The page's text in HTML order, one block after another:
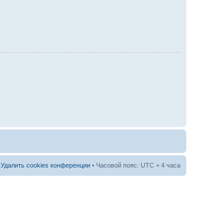
Удалить cookies конференции • Часовой пояс: UTC + 4 часа